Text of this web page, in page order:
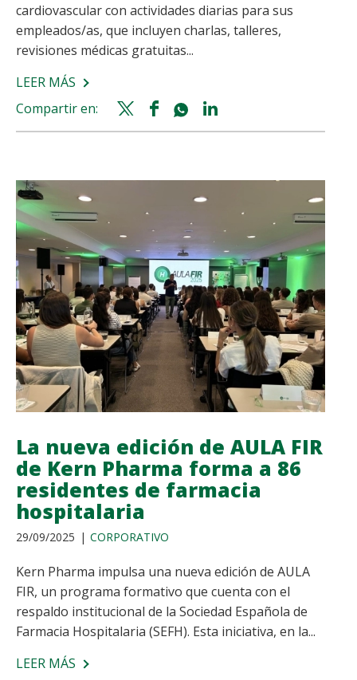
cardiovascular con actividades diarias para sus
empleados/as, que incluyen charlas, talleres,
revisiones médicas gratuitas...
LEER MÁS SOBRE
‘BÁJATE
A
LA
VIDA’:
LA
INICIATIVA
PARA
LOS
COLABORADORES
DE
KERN
PHARMA
EN
MARCO
DEL
DÍA
MUNDIAL
DEL
CORAZÓN
Compartir en:
Twitter
share
Facebook
share
Whatsapp
shareshare
La nueva edición de AULA FIR
de Kern Pharma forma a 86
residentes de farmacia
hospitalaria
29/09/2025 CORPORATIVO
Kern Pharma impulsa una nueva edición de AULA
FIR, un programa formativo que cuenta con el
respaldo institucional de la Sociedad Española de
Farmacia Hospitalaria (SEFH). Esta iniciativa, en la...
LEER MÁS SOBRE